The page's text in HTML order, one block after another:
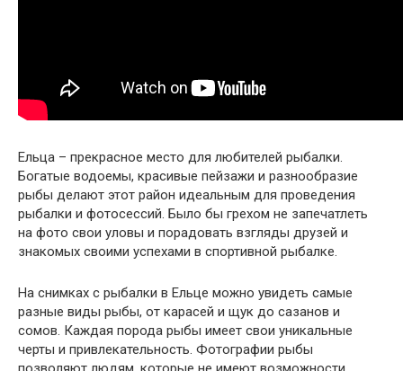
Ельца – прекрасное место для любителей рыбалки.
Богатые водоемы, красивые пейзажи и разнообразие
рыбы делают этот район идеальным для проведения
рыбалки и фотосессий. Было бы грехом не запечатлеть
на фото свои уловы и порадовать взгляды друзей и
знакомых своими успехами в спортивной рыбалке.
На снимках с рыбалки в Ельце можно увидеть самые
разные виды рыбы, от карасей и щук до сазанов и
сомов. Каждая порода рыбы имеет свои уникальные
черты и привлекательность. Фотографии рыбы